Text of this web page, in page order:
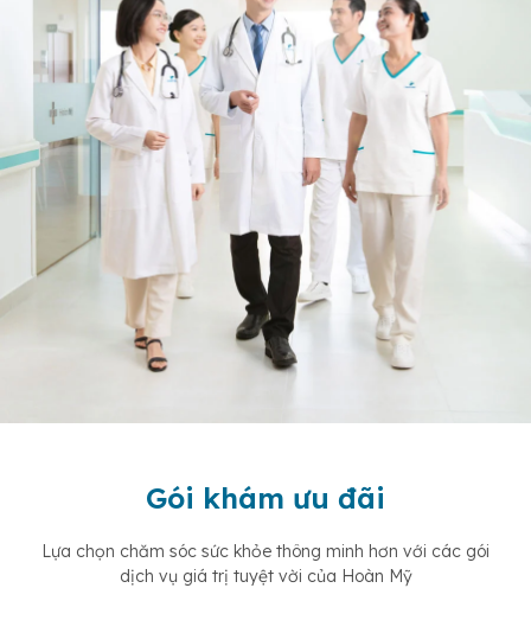
Gói khám ưu đãi
Lựa chọn chăm sóc sức khỏe thông minh hơn với các gói
dịch vụ giá trị tuyệt vời của Hoàn Mỹ